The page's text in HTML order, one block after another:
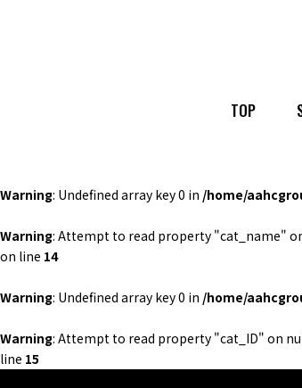
TOP
Warning: Undefined array key 0 in /home/
Warning: Attempt to read property "cat_name"
on line 14
Warning: Undefined array key 0 in /home/
Warning: Attempt to read property "cat_ID" on
line 15